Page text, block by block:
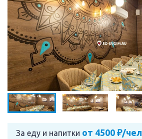
За еду и напитки от 4500 ₽/чел